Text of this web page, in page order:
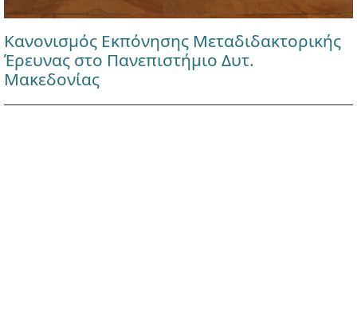
Κανονισμός Εκπόνησης Μεταδιδακτορικής
Έρευνας στο Πανεπιστήμιο Δυτ.
Μακεδονίας